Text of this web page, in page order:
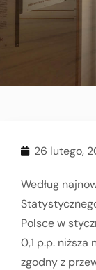
26 lutego,
Według
Polsce w
0,1 p.p. niższa
zgodny z